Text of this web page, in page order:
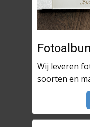
Wij leveren
soorten en